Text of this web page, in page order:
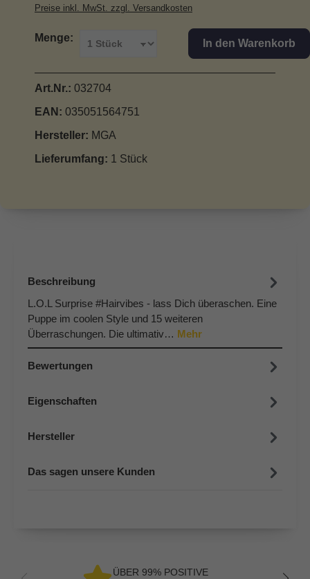
Preise inkl. MwSt. zzgl. Versandkosten
Menge: In den Warenkorb
Art.Nr.: 032704
EAN: 035051564751
Hersteller: MGA
Lieferumfang: 1 Stück
Beschreibung
L.O.L Surprise #Hairvibes - lass Dich überaschen. Eine
Puppe im coolen Style und 15 weiteren
Überraschungen. Die ultimativ… Mehr
Bewertungen
Eigenschaften
Hersteller
Das sagen unsere Kunden
ÜBER 99% POSITIVE